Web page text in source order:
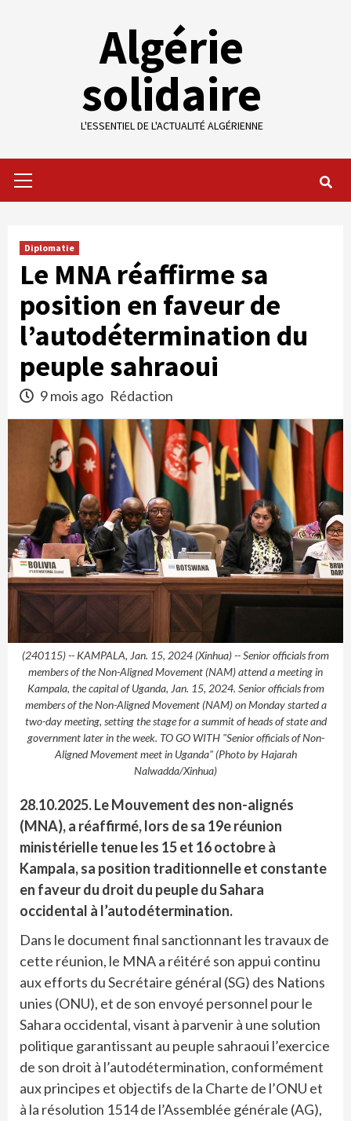
Algérie
solidaire
L'ESSENTIEL DE L'ACTUALITÉ ALGÉRIENNE
Menu
Diplomatie
Le MNA réaffirme sa
position en faveur de
l’autodétermination du
peuple sahraoui
9 mois ago Rédaction
(240115) -- KAMPALA, Jan. 15, 2024 (Xinhua) -- Senior officials from
members of the Non-Aligned Movement (NAM) attend a meeting in
Kampala, the capital of Uganda, Jan. 15, 2024. Senior officials from
members of the Non-Aligned Movement (NAM) on Monday started a
two-day meeting, setting the stage for a summit of heads of state and
government later in the week. TO GO WITH "Senior officials of Non-
Aligned Movement meet in Uganda" (Photo by Hajarah
Nalwadda/Xinhua)
28.10.2025. Le Mouvement des non-alignés
(MNA), a réaffirmé, lors de sa 19e réunion
ministérielle tenue les 15 et 16 octobre à
Kampala, sa position traditionnelle et constante
en faveur du droit du peuple du Sahara
occidental à l’autodétermination.
Dans le document final sanctionnant les travaux de
cette réunion, le MNA a réitéré son appui continu
aux efforts du Secrétaire général (SG) des Nations
unies (ONU), et de son envoyé personnel pour le
Sahara occidental, visant à parvenir à une solution
politique garantissant au peuple sahraoui l’exercice
de son droit à l’autodétermination, conformément
aux principes et objectifs de la Charte de l’ONU et
à la résolution 1514 de l’Assemblée générale (AG),